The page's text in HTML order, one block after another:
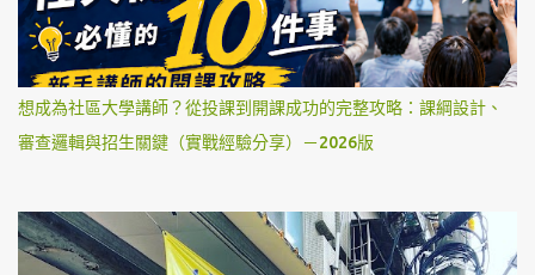
想成為社區大學講師？從投課到開課成功的完整攻略：課綱設計、
審查邏輯與招生關鍵（實戰經驗分享）－2026版